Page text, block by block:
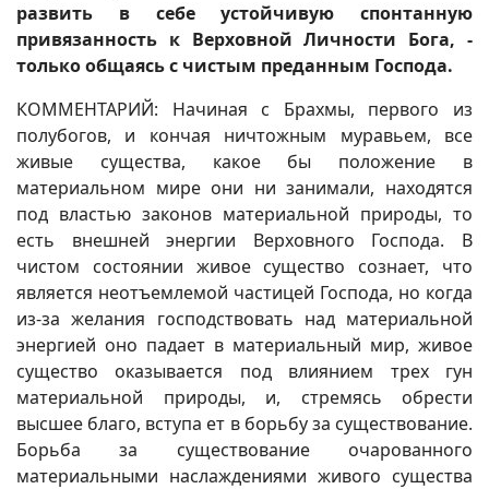
развить в себе устойчивую спонтанную
привязанность к Верховной Личности Бога, -
только общаясь с чистым преданным Господа.
КОММЕНТАРИЙ: Начиная с Брахмы, первого из
полубогов, и кончая ничтожным муравьем, все
живые существа, какое бы положение в
материальном мире они ни занимали, находятся
под властью законов материальной природы, то
есть внешней энергии Верховного Господа. В
чистом состоянии живое существо сознает, что
является неотъемлемой частицей Господа, но когда
из-за желания господствовать над материальной
энергией оно падает в материальный мир, живое
существо оказывается под влиянием трех гун
материальной природы, и, стремясь обрести
высшее благо, вступа ет в борьбу за существование.
Борьба за существование очарованного
материальными наслаждениями живого существа